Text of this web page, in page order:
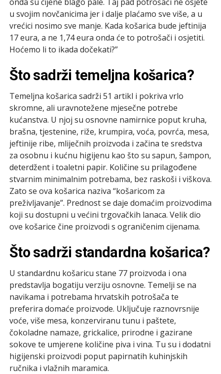
u svojim novčanicima jer i dalje plaćamo sve više, a u
vrećici nosimo sve manje. Kada košarica bude jeftinija
17 eura, a ne 1,74 eura onda će to potrošači i osjetiti.
Hoćemo li to ikada dočekati?”
Što sadrži temeljna košarica?
Temeljna košarica sadrži 51 artikl i pokriva vrlo
skromne, ali uravnotežene mjesečne potrebe
kućanstva. U njoj su osnovne namirnice poput kruha,
brašna, tjestenine, riže, krumpira, voća, povrća, mesa,
jeftinije ribe, mliječnih proizvoda i začina te sredstva
za osobnu i kućnu higijenu kao što su sapun, šampon,
deterdžent i toaletni papir. Količine su prilagođene
stvarnim minimalnim potrebama, bez raskoši i viškova.
Zato se ova košarica naziva “košaricom za
preživljavanje”. Prednost se daje domaćim proizvodima
koji su dostupni u većini trgovačkih lanaca. Velik dio
ove košarice čine proizvodi s ograničenim cijenama.
Što sadrži standardna košarica?
U standardnu košaricu stane 77 proizvoda i ona
predstavlja bogatiju verziju osnovne. Temelji se na
navikama i potrebama hrvatskih potrošača te
preferira domaće proizvode. Uključuje raznovrsnije
voće, više mesa, konzerviranu tunu i paštete,
čokoladne namaze, grickalice, prirodne i gazirane
sokove te umjerene količine piva i vina. Tu su i dodatni
higijenski proizvodi poput papirnatih kuhinjskih
ručnika i vlažnih maramica.